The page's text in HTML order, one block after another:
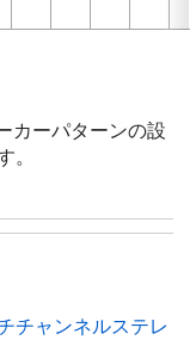
カーパターンの設
。
チャンネルステレ